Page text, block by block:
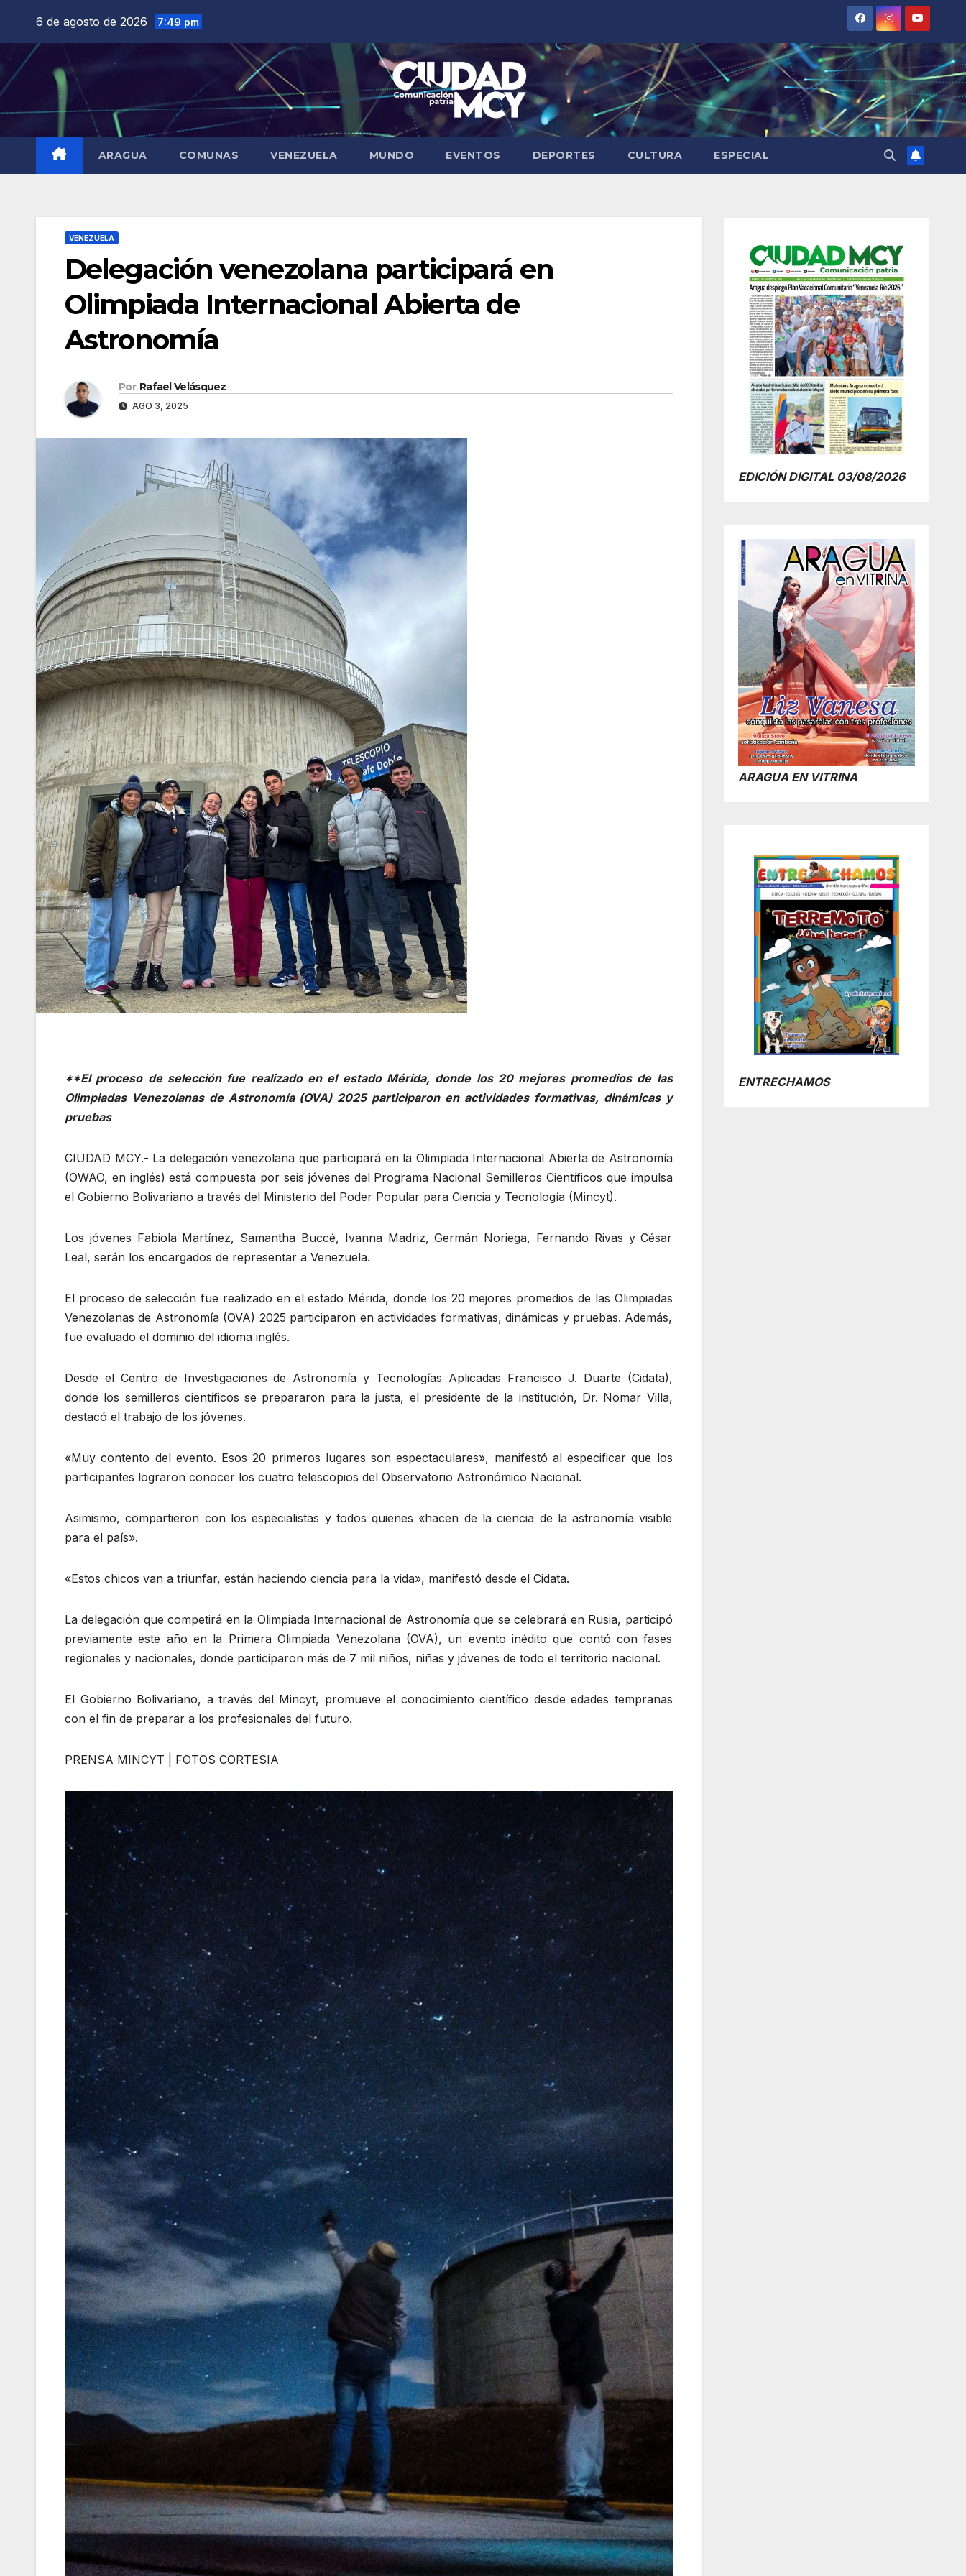
contenido
6 de agosto de 2026 7:49 pm
ARAGUA COMUNAS VENEZUELA MUNDO EVENTOS DEPORTES CULTURA ESPECIAL
VENEZUELA
Delegación venezolana participará en
Olimpiada Internacional Abierta de
Astronomía
Por Rafael Velásquez
AGO 3, 2025
**El proceso de selección fue realizado en el estado Mérida, donde los 20 mejores promedios de las
Olimpiadas Venezolanas de Astronomía (OVA) 2025 participaron en actividades formativas, dinámicas y
pruebas
CIUDAD MCY.- La delegación venezolana que participará en la Olimpiada Internacional Abierta de Astronomía
(OWAO, en inglés) está compuesta por seis jóvenes del Programa Nacional Semilleros Científicos que impulsa
el Gobierno Bolivariano a través del Ministerio del Poder Popular para Ciencia y Tecnología (Mincyt).
Los jóvenes Fabiola Martínez, Samantha Buccé, Ivanna Madriz, Germán Noriega, Fernando Rivas y César
Leal, serán los encargados de representar a Venezuela.
El proceso de selección fue realizado en el estado Mérida, donde los 20 mejores promedios de las Olimpiadas
Venezolanas de Astronomía (OVA) 2025 participaron en actividades formativas, dinámicas y pruebas. Además,
fue evaluado el dominio del idioma inglés.
Desde el Centro de Investigaciones de Astronomía y Tecnologías Aplicadas Francisco J. Duarte (Cidata),
donde los semilleros científicos se prepararon para la justa, el presidente de la institución, Dr. Nomar Villa,
destacó el trabajo de los jóvenes.
«Muy contento del evento. Esos 20 primeros lugares son espectaculares», manifestó al especificar que los
participantes lograron conocer los cuatro telescopios del Observatorio Astronómico Nacional.
Asimismo, compartieron con los especialistas y todos quienes «hacen de la ciencia de la astronomía visible
para el país».
«Estos chicos van a triunfar, están haciendo ciencia para la vida», manifestó desde el Cidata.
La delegación que competirá en la Olimpiada Internacional de Astronomía que se celebrará en Rusia, participó
previamente este año en la Primera Olimpiada Venezolana (OVA), un evento inédito que contó con fases
regionales y nacionales, donde participaron más de 7 mil niños, niñas y jóvenes de todo el territorio nacional.
El Gobierno Bolivariano, a través del Mincyt, promueve el conocimiento científico desde edades tempranas
con el fin de preparar a los profesionales del futuro.
PRENSA MINCYT | FOTOS CORTESIA
EDICIÓN DIGITAL 03/08/2026
ARAGUA EN VITRINA
ENTRECHAMOS